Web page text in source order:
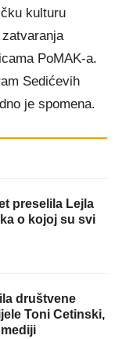
kulturu
PoMAK-a.
Sedićevih
je spomena.
preselila Lejla
o kojoj su svi
društvene
Toni Cetinski,